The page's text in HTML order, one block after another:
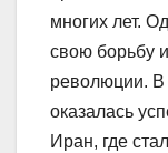
многих лет.
свою борьбу
революции. В
оказалась
Иран, где